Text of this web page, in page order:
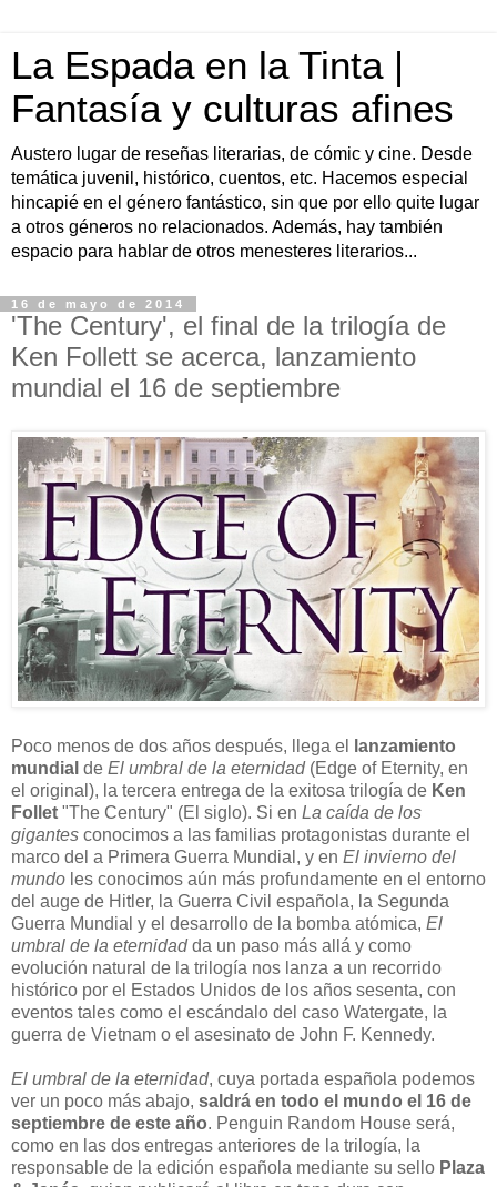
La Espada en la Tinta |
Fantasía y culturas afines
Austero lugar de reseñas literarias, de cómic y cine. Desde
temática juvenil, histórico, cuentos, etc. Hacemos especial
hincapié en el género fantástico, sin que por ello quite lugar
a otros géneros no relacionados. Además, hay también
espacio para hablar de otros menesteres literarios...
16 de mayo de 2014
'The Century', el final de la trilogía de
Ken Follett se acerca, lanzamiento
mundial el 16 de septiembre
Poco menos de dos años después, llega el
lanzamiento
mundial de El umbral de la eternidad (Edge of Eternity, en
el original), la tercera entrega de la exitosa trilogía de Ken
Follet "The Century" (El siglo). Si en La caída de los
gigantes conocimos a las familias protagonistas durante el
marco del a Primera Guerra Mundial, y en El invierno del
mundo les conocimos aún más profundamente en el entorno
del auge de Hitler, la Guerra Civil española, la Segunda
Guerra Mundial y el desarrollo de la bomba atómica, El
umbral de la eternidadda un paso más allá y como
evolución natural de la trilogía nos lanza a un recorrido
histórico por el Estados Unidos de los años sesenta, con
eventos tales como el escándalo del caso Watergate, la
guerra de Vietnam o el asesinato de John F. Kennedy.
El umbral de la eternidad, cuya portada española podemos
ver un poco más abajo, saldrá en todo el mundo el 16 de
septiembre de este año. Penguin Random House será,
como en las dos entregas anteriores de la trilogía, la
responsable de la edición española mediante su sello Plaza